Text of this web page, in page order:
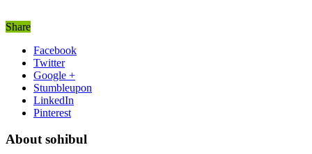
Share
Facebook
Twitter
Google +
Stumbleupon
LinkedIn
Pinterest
About sohibul